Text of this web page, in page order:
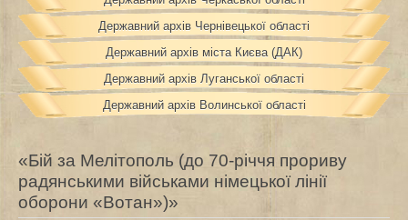
Державний архів Чернівецької області
Державний архів міста Києва (ДАК)
Державний архів Луганської області
Державний архів Волинської області
«Бій за Мелітополь (до 70-річчя прориву
радянськими військами німецької лінії
оборони «Вотан»)»